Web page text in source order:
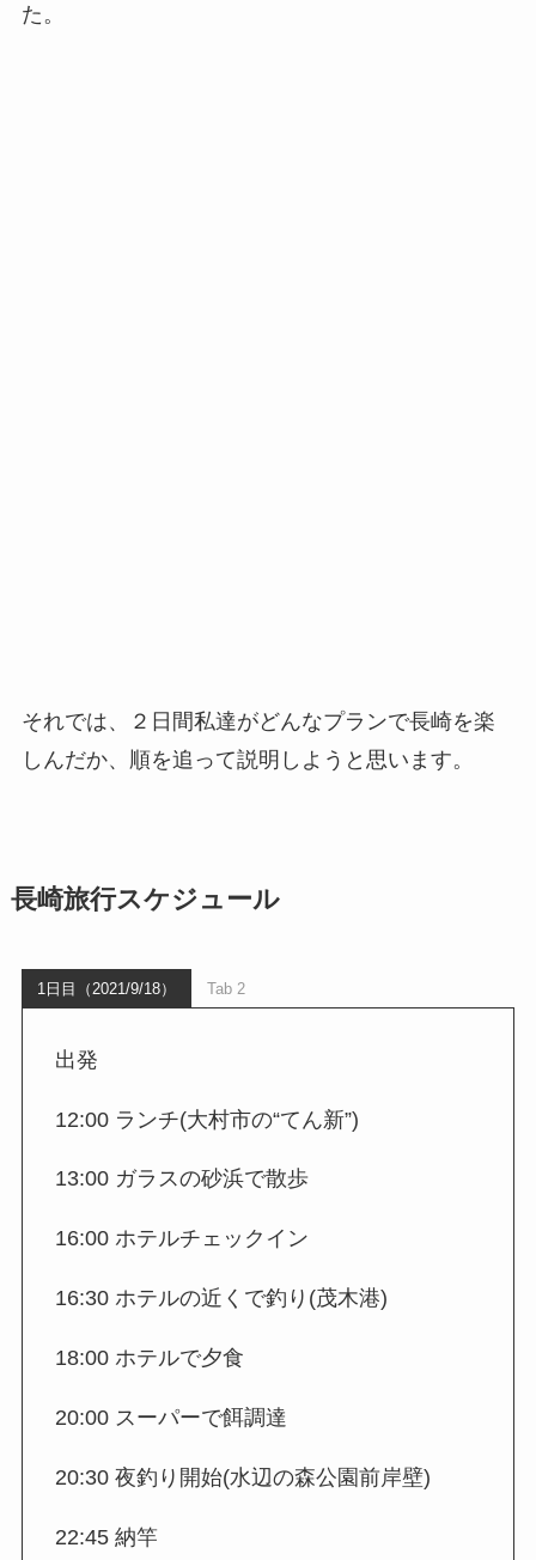
た。
それでは、２日間私達がどんなプランで長崎を楽
しんだか、順を追って説明しようと思います。
長崎旅行スケジュール
1日目（2021/9/18） Tab 2
出発
12:00 ランチ(大村市の“てん新”)
13:00 ガラスの砂浜で散歩
16:00 ホテルチェックイン
16:30 ホテルの近くで釣り(茂木港)
18:00 ホテルで夕食
20:00 スーパーで餌調達
20:30 夜釣り開始(水辺の森公園前岸壁)
22:45 納竿